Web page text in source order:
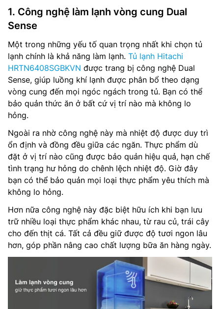
1. Công nghệ làm lạnh vòng cung Dual
Sense
Một trong những yếu tố quan trọng nhất khi chọn tủ
lạnh chính là khả năng làm lạnh. Tủ lạnh Hitachi
HRTN6408SGBKVN được trang bị công nghệ Dual
Sense, giúp luồng khí lạnh được phân bổ theo dạng
vòng cung đến mọi ngóc ngách trong tủ. Bạn có thể
bảo quản thức ăn ở bất cứ vị trí nào mà không lo
hỏng.
Ngoài ra nhờ công nghệ này mà nhiệt độ được duy trì
ổn định và đồng đều giữa các ngăn. Thực phẩm dù
đặt ở vị trí nào cũng được bảo quản hiệu quả, hạn chế
tình trạng hư hỏng do chênh lệch nhiệt độ. Giờ đây
bạn có thể bảo quản mọi loại thực phẩm yêu thích mà
không lo hỏng.
Hơn nữa công nghệ này đặc biệt hữu ích khi bạn lưu
trữ nhiều loại thực phẩm khác nhau, từ rau củ, trái cây
cho đến thịt cá. Tất cả đều giữ được độ tươi ngon lâu
hơn, góp phần nâng cao chất lượng bữa ăn hàng ngày.